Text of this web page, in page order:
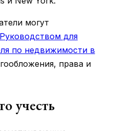
могут
Руководством для
по недвижимости в
права и
учесть